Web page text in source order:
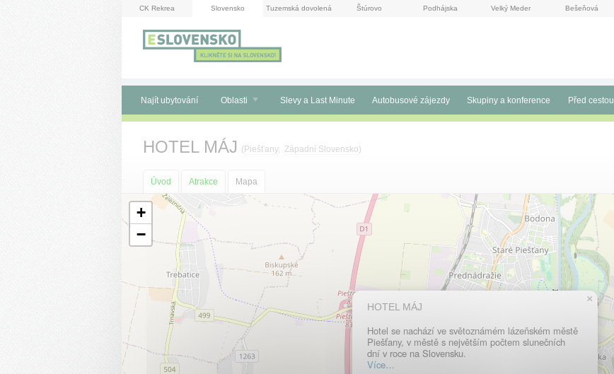
CK Rekrea Slovensko Tuzemská dovolená Štúrovo Podhájska Velký Meder Bešeňová
Najít ubytování Oblasti Slevy a Last Minute Autobusové zájezdy Skupiny a konference Před cestou
HOTEL MÁJ ( Piešťany, Západní Slovensko)
Úvod Atrakce Mapa
HOTEL MÁJ
Hotel se nachází ve světoznámém lázeňském městě
Piešťany, v městě s největším počtem slunečních
dní v roce na Slovensku.
Více…
×
+
−